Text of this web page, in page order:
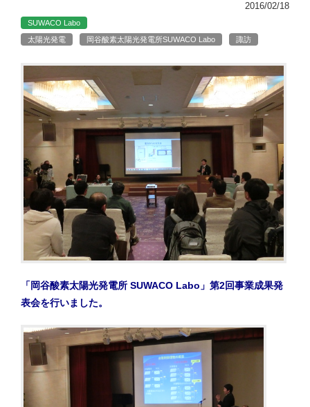
2016/02/18
SUWACO Labo
太陽光発電
岡谷酸素太陽光発電所SUWACO Labo 諏訪
「岡谷酸素太陽光発電所 SUWACO Labo」第2回事業成果発
表会を行いました。